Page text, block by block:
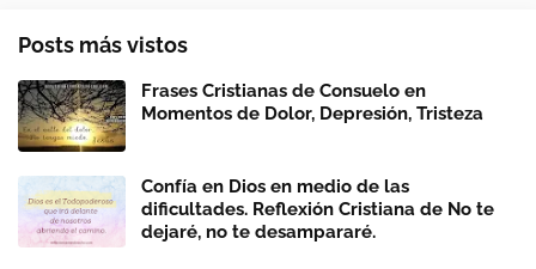
Posts más vistos
Frases Cristianas de Consuelo en
Momentos de Dolor, Depresión, Tristeza
Confía en Dios en medio de las
dificultades. Reflexión Cristiana de No te
dejaré, no te desampararé.